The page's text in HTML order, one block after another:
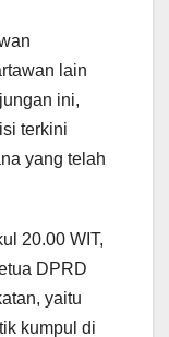
lain
ini,
terkini
yang telah
20.00 WIT,
DPRD
yaitu
kumpul di